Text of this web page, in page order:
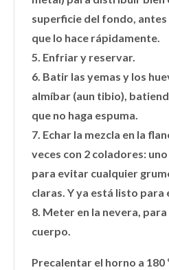
superficie del fondo,
que lo hace rápidamente.
5. Enfriar y reservar.
6. Batir las yemas y los
almíbar (aun tibio),
que no haga espuma.
7. Echar la mezcla en la
veces con 2 coladores:
para evitar cualquier
claras. Y ya está listo para
8. Meter en la nevera,
cuerpo.
Precalentar el horno a 180